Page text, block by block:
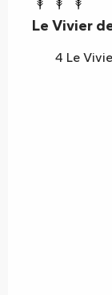
Le Vivier
4 Le